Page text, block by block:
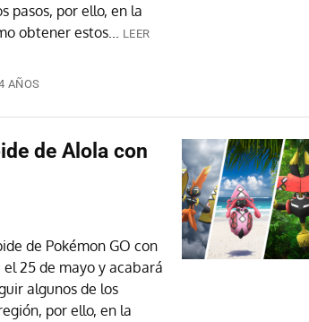
pasos, por ello, en la
obtener estos...
LEER
AÑOS
de Alola con
de Pokémon GO con
25 de mayo y acabará
algunos de los
por ello, en la